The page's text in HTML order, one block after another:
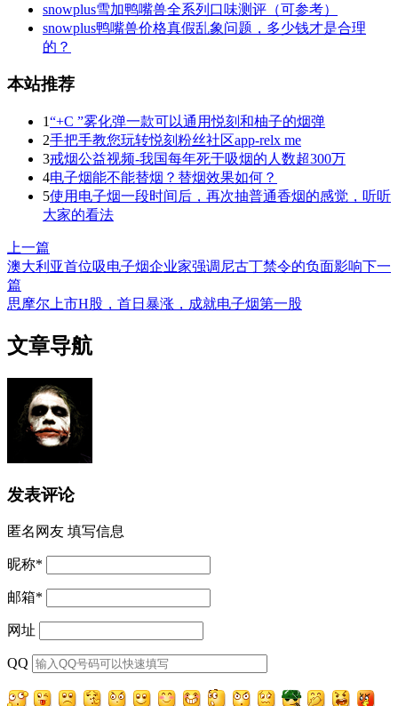
snowplus雪加鸭嘴兽全系列口味测评（可参考）
snowplus鸭嘴兽价格真假乱象问题，多少钱才是合理
的？
本站推荐
1“+C ”雾化弹一款可以通用悦刻和柚子的烟弹
2手把手教您玩转悦刻粉丝社区app-relx me
3戒烟公益视频-我国每年死于吸烟的人数超300万
4电子烟能不能替烟？替烟效果如何？
5使用电子烟一段时间后，再次抽普通香烟的感觉，听听
大家的看法
上一篇
澳大利亚首位吸电子烟企业家强调尼古丁禁令的负面影响下一
篇
思摩尔上市H股，首日暴涨，成就电子烟第一股
文章导航
发表评论
匿名网友 填写信息
昵称*
邮箱*
网址
QQ